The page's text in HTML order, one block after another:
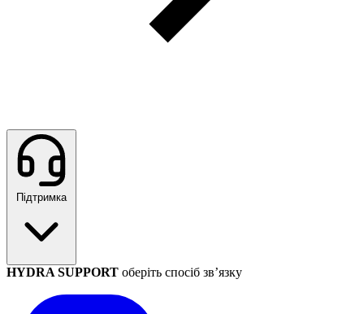
Підтримка
HYDRA SUPPORT оберіть спосіб зв’язку